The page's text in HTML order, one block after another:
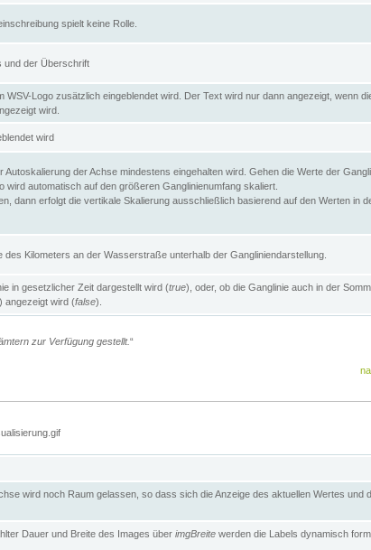
spielt keine Rolle.
und der Überschrift
WSV-Logo zusätzlich eingeblendet wird. Der Text wird nur dann angezeigt, wenn
wird.
wird
der Achse mindestens eingehalten wird. Gehen die Werte der
wird automatisch auf den größeren Ganglinienumfang skaliert.
dann erfolgt die vertikale Skalierung ausschließlich basierend auf den Werten in
des Kilometers an der Wasserstraße unterhalb der Gangliniendarstellung.
in gesetzlicher Zeit dargestellt wird (true), oder, ob die Ganglinie auch in der
angezeigt wird (false).
zur Verfügung gestellt.“
wird noch Raum gelassen, so dass sich die Anzeige des aktuellen Wertes und
Dauer und Breite des Images über imgBreite werden die Labels dynamisch